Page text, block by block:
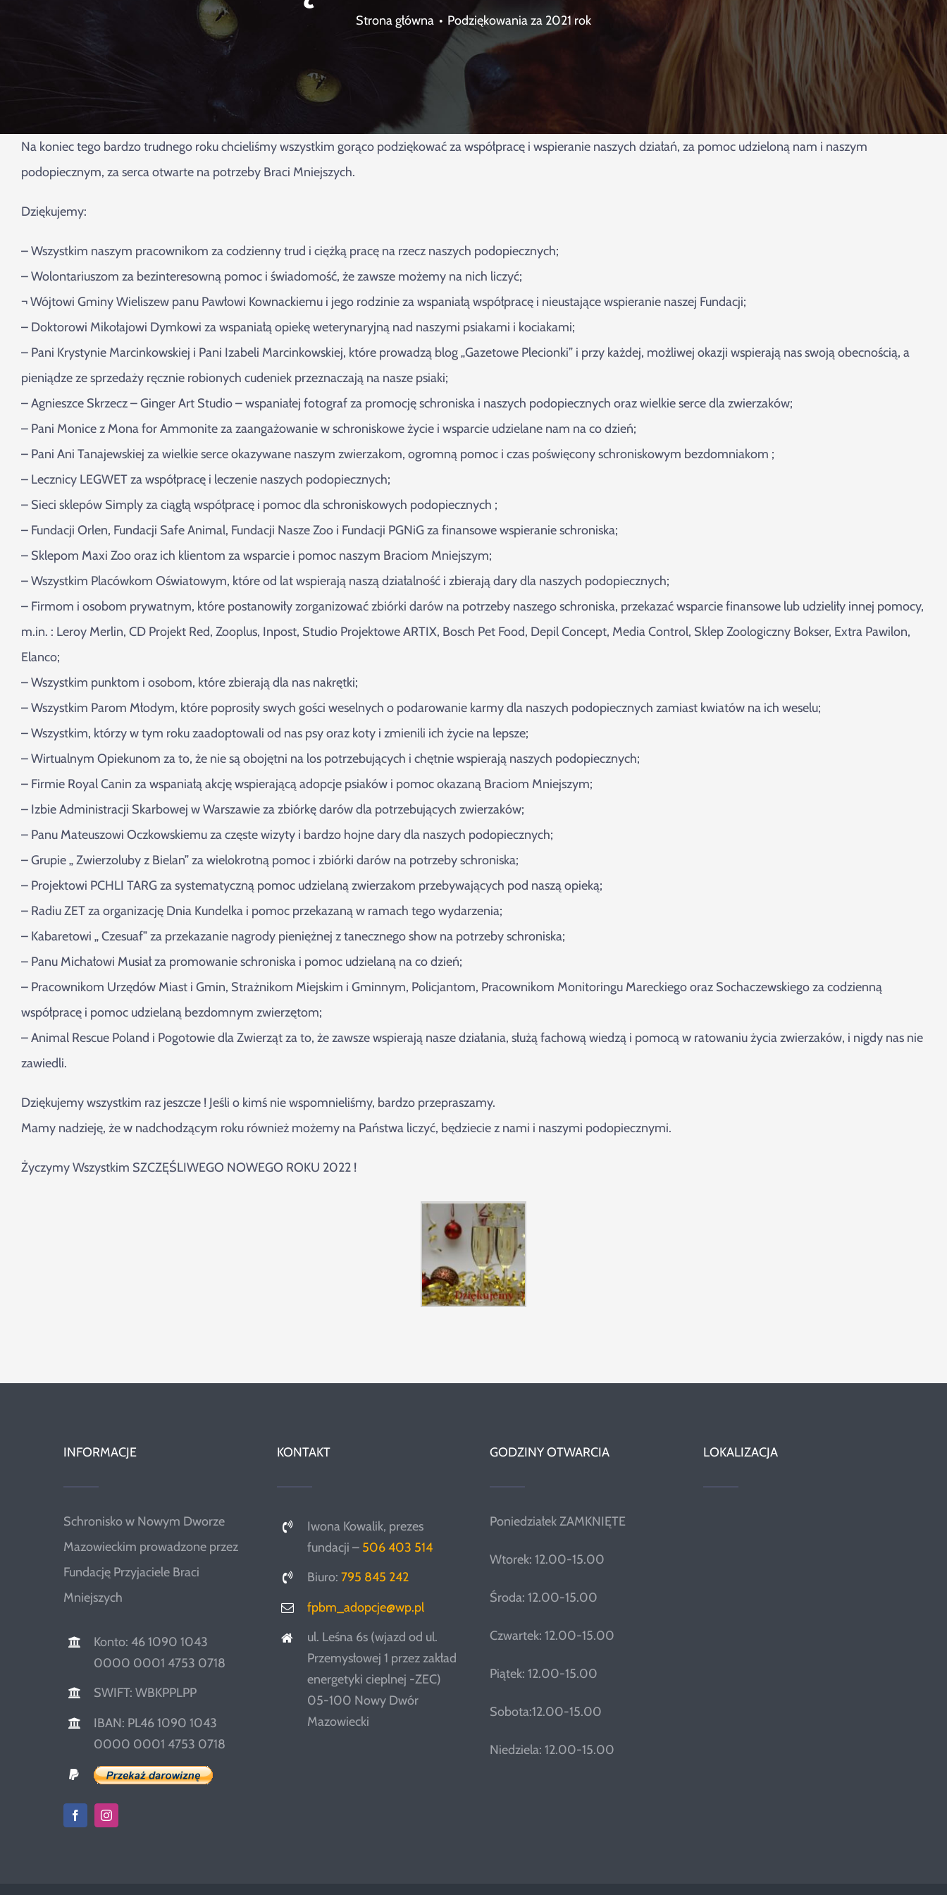
Strona główna Podziękowania za 2021 rok
Na koniec tego bardzo trudnego roku chcieliśmy wszystkim gorąco podziękować za współpracę i wspieranie naszych działań, za pomoc udzieloną nam i naszym
podopiecznym, za serca otwarte na potrzeby Braci Mniejszych.
Dziękujemy:
– Wszystkim naszym pracownikom za codzienny trud i ciężką pracę na rzecz naszych podopiecznych;
– Wolontariuszom za bezinteresowną pomoc i świadomość, że zawsze możemy na nich liczyć;
¬ Wójtowi Gminy Wieliszew panu Pawłowi Kownackiemu i jego rodzinie za wspaniałą współpracę i nieustające wspieranie naszej Fundacji;
– Doktorowi Mikołajowi Dymkowi za wspaniałą opiekę weterynaryjną nad naszymi psiakami i kociakami;
– Pani Krystynie Marcinkowskiej i Pani Izabeli Marcinkowskiej, które prowadzą blog „Gazetowe Plecionki” i przy każdej, możliwej okazji wspierają nas swoją obecnością, a
pieniądze ze sprzedaży ręcznie robionych cudeniek przeznaczają na nasze psiaki;
– Agnieszce Skrzecz – Ginger Art Studio – wspaniałej fotograf za promocję schroniska i naszych podopiecznych oraz wielkie serce dla zwierzaków;
– Pani Monice z Mona for Ammonite za zaangażowanie w schroniskowe życie i wsparcie udzielane nam na co dzień;
– Pani Ani Tanajewskiej za wielkie serce okazywane naszym zwierzakom, ogromną pomoc i czas poświęcony schroniskowym bezdomniakom ;
– Lecznicy LEGWET za współpracę i leczenie naszych podopiecznych;
– Sieci sklepów Simply za ciągłą współpracę i pomoc dla schroniskowych podopiecznych ;
– Fundacji Orlen, Fundacji Safe Animal, Fundacji Nasze Zoo i Fundacji PGNiG za finansowe wspieranie schroniska;
– Sklepom Maxi Zoo oraz ich klientom za wsparcie i pomoc naszym Braciom Mniejszym;
– Wszystkim Placówkom Oświatowym, które od lat wspierają naszą działalność i zbierają dary dla naszych podopiecznych;
– Firmom i osobom prywatnym, które postanowiły zorganizować zbiórki darów na potrzeby naszego schroniska, przekazać wsparcie finansowe lub udzieliły innej pomocy,
m.in. : Leroy Merlin, CD Projekt Red, Zooplus, Inpost, Studio Projektowe ARTIX, Bosch Pet Food, Depil Concept, Media Control, Sklep Zoologiczny Bokser, Extra Pawilon,
Elanco;
– Wszystkim punktom i osobom, które zbierają dla nas nakrętki;
– Wszystkim Parom Młodym, które poprosiły swych gości weselnych o podarowanie karmy dla naszych podopiecznych zamiast kwiatów na ich weselu;
– Wszystkim, którzy w tym roku zaadoptowali od nas psy oraz koty i zmienili ich życie na lepsze;
– Wirtualnym Opiekunom za to, że nie są obojętni na los potrzebujących i chętnie wspierają naszych podopiecznych;
– Firmie Royal Canin za wspaniałą akcję wspierającą adopcje psiaków i pomoc okazaną Braciom Mniejszym;
– Izbie Administracji Skarbowej w Warszawie za zbiórkę darów dla potrzebujących zwierzaków;
– Panu Mateuszowi Oczkowskiemu za częste wizyty i bardzo hojne dary dla naszych podopiecznych;
– Grupie „ Zwierzoluby z Bielan” za wielokrotną pomoc i zbiórki darów na potrzeby schroniska;
– Projektowi PCHLI TARG za systematyczną pomoc udzielaną zwierzakom przebywających pod naszą opieką;
– Radiu ZET za organizację Dnia Kundelka i pomoc przekazaną w ramach tego wydarzenia;
– Kabaretowi „ Czesuaf” za przekazanie nagrody pieniężnej z tanecznego show na potrzeby schroniska;
– Panu Michałowi Musiał za promowanie schroniska i pomoc udzielaną na co dzień;
– Pracownikom Urzędów Miast i Gmin, Strażnikom Miejskim i Gminnym, Policjantom, Pracownikom Monitoringu Mareckiego oraz Sochaczewskiego za codzienną
współpracę i pomoc udzielaną bezdomnym zwierzętom;
– Animal Rescue Poland i Pogotowie dla Zwierząt za to, że zawsze wspierają nasze działania, służą fachową wiedzą i pomocą w ratowaniu życia zwierzaków, i nigdy nas nie
zawiedli.
Dziękujemy wszystkim raz jeszcze ! Jeśli o kimś nie wspomnieliśmy, bardzo przepraszamy.
Mamy nadzieję, że w nadchodzącym roku również możemy na Państwa liczyć, będziecie z nami i naszymi podopiecznymi.
Życzymy Wszystkim SZCZĘŚLIWEGO NOWEGO ROKU 2022 !
INFORMACJE
Schronisko w Nowym Dworze
Mazowieckim prowadzone przez
Fundację Przyjaciele Braci
Mniejszych
Konto: 46 1090 1043
0000 0001 4753 0718
SWIFT: WBKPPLPP
IBAN: PL46 1090 1043
0000 0001 4753 0718
KONTAKT
Iwona Kowalik, prezes
fundacji – 506 403 514
Biuro: 795 845 242
fpbm_adopcje@wp.pl
ul. Leśna 6s (wjazd od ul.
Przemysłowej 1 przez zakład
energetyki cieplnej -ZEC)
05-100 Nowy Dwór
Mazowiecki
GODZINY OTWARCIA
Poniedziałek ZAMKNIĘTE
Wtorek: 12.00-15.00
Środa: 12.00-15.00
Czwartek: 12.00-15.00
Piątek: 12.00-15.00
Sobota:12.00-15.00
Niedziela: 12.00-15.00
LOKALIZACJA